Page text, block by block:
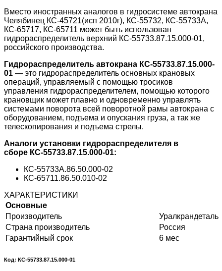
Вместо иностранных аналогов в гидросистеме автокрана
Челябинец КС-45721(исп 2010г), КС-55732, КС-55733А,
КС-65717, КС-65711 может быть использован
гидрораспределитель верхний КС-55733.87.15.000-01,
российского производства.
Гидрораспределитель автокрана КС-55733.87.15.000-
01 — это гидрораспределитель основных крановых
операций, управляемый с помощью тросиков
управления гидрораспределителем, помощью которого
крановщик может плавно и одновременно управлять
системами поворота всей поворотной рамы автокрана с
оборудованием, подъема и опускания груза, а так же
телескопирования и подъема стрелы.
Аналоги установки гидрораспределителя в
сборе КС-55733.87.15.000-01:
КС-55733А.86.50.000-02
КС-65711.86.50.010-02
ХАРАКТЕРИСТИКИ
Основные
Производитель
Уралкрандеталь
Страна производитель
Россия
Гарантийный срок
6 мес
Код: КС-55733.87.15.000-01